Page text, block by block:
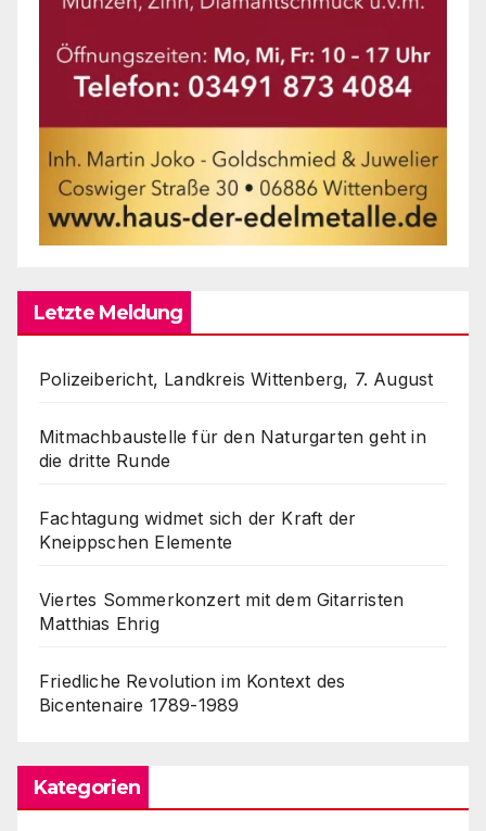
Letzte Meldung
Polizeibericht, Landkreis Wittenberg, 7. August
Mitmachbaustelle für den Naturgarten geht in
die dritte Runde
Fachtagung widmet sich der Kraft der
Kneippschen Elemente
Viertes Sommerkonzert mit dem Gitarristen
Matthias Ehrig
Friedliche Revolution im Kontext des
Bicentenaire 1789-1989
Kategorien